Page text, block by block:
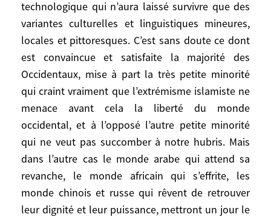
technologique qui n’aura laissé survivre que des
variantes culturelles et linguistiques mineures,
locales et pittoresques. C’est sans doute ce dont
est convaincue et satisfaite la majorité des
Occidentaux, mise à part la très petite minorité
qui craint vraiment que l’extrémisme islamiste ne
menace avant cela la liberté du monde
occidental, et à l’opposé l’autre petite minorité
qui ne veut pas succomber à notre hubris. Mais
dans l’autre cas le monde arabe qui attend sa
revanche, le monde africain qui s’effrite, les
monde chinois et russe qui rêvent de retrouver
leur dignité et leur puissance, mettront un jour le
des doutes sur la profondeur et la
pérennité de cette occidentalisation
universelle en cours. Est-ce que les forces
profondes du monde vont dans ce sens?
Certes la puissance combinée des
Américains et des autres Occidentaux est
actuellement, et à vue humaine, colossale.
Mais va-t-elle obtenir des immenses
masses chinoises, arabes, indiennes,
africaines et autres, plus qu’un alignement
mimétique, superficiel et transitoire des
modes de vie et de communication, de
l’habillement et de l’alimentation? Plus
que l’engagement intéressé dans chaque